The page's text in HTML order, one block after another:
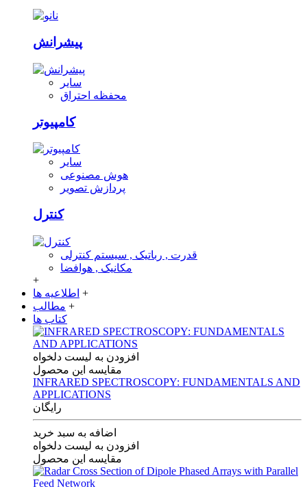
پیشرانش
سایر
محفظه احتراق
کامپیوتر
سایر
هوش مصنوعی
پردازش تصویر
کنترل
قدرت , رباتیک , سیستم کنترلی
مکانیک , هوافضا
+
اطلاعیه ها +
مطالب +
کتاب ها
افزودن به لیست دلخواه
مقایسه این محصول
INFRARED SPECTROSCOPY: FUNDAMENTALS AND
APPLICATIONS
رایگان
اضافه به سبد خرید
افزودن به لیست دلخواه
مقایسه این محصول